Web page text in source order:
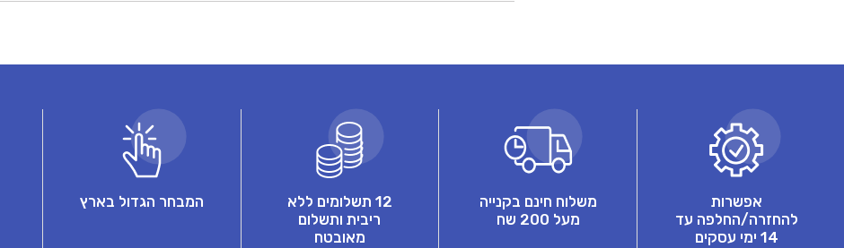
אפשרות
להחזרה/החלפה עד
14 ימי עסקים
משלוח חינם בקנייה
מעל 200 שח
12 תשלומים ללא
ריבית ותשלום
מאובטח
המבחר הגדול בארץ